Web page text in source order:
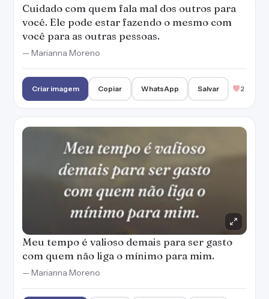
Cuidado com quem fala mal dos outros para
você. Ele pode estar fazendo o mesmo com
você para as outras pessoas.
— Marianna Moreno
Criar imagem Copiar WhatsApp Salvar 2
Meu tempo é valioso demais para ser gasto
com quem não liga o mínimo para mim.
— Marianna Moreno